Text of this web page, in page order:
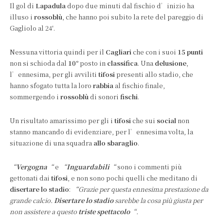
Il gol di Lapadula dopo due minuti dal fischio d’inizio ha
illuso i rossoblù , che hanno poi subito la rete del pareggio di
Gagliolo al 24′.
Nessuna vittoria quindi per il Cagliari che con i suoi 15 punti
non si schioda dal 10° posto in classifica. Una delusione
l’ennesima, per gli avviliti tifosi presenti allo stadio, che
hanno sfogato tutta la loro rabbia al fischio finale,
sommergendo i rossoblù di sonori fischi.
Un risultato amarissimo per gli i tifosi che sui social non
stanno mancando di evidenziare, per l’ennesima volta, la
situazione di una squadra allo sbaraglio.
“Vergogna “e “Inguardabili“sono i commenti più
gettonati dai tifosi , e non sono pochi quelli che meditano di
disertare lo stadio:
“Grazie per questa ennesima prestazione da
grande calcio. Disertare lo stadiosarebbe la cosa più giusta per
non assistere a questo triste spettacolo“.